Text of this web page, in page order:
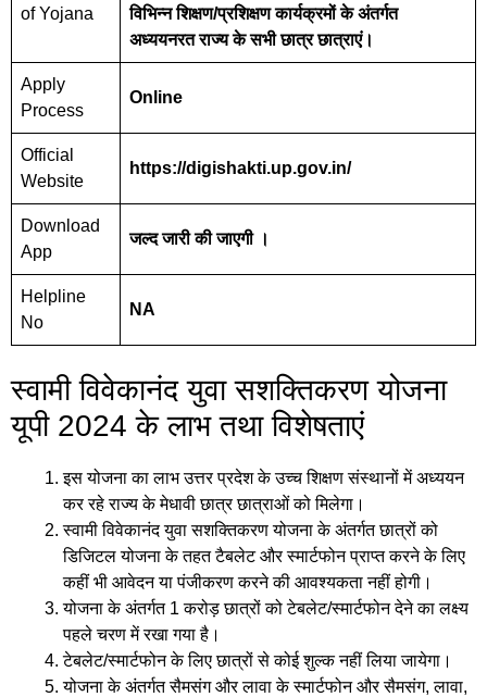
of Yojana
विभिन्न शिक्षण/प्रशिक्षण कार्यक्रमों के अंतर्गत
अध्ययनरत राज्य के सभी छात्र छात्राएं।
Apply
Process
Online
Official
Website
https://digishakti.up.gov.in/
Download
App
जल्द जारी की जाएगी ।
Helpline
No
NA
स्वामी विवेकानंद युवा सशक्तिकरण योजना
यूपी 2024 के लाभ तथा विशेषताएं
इस योजना का लाभ उत्तर प्रदेश के उच्च शिक्षण संस्थानों में अध्ययन
कर रहे राज्य के मेधावी छात्र छात्राओं को मिलेगा।
स्वामी विवेकानंद युवा सशक्तिकरण योजना के अंतर्गत छात्रों को
डिजिटल योजना के तहत टैबलेट और स्मार्टफोन प्राप्त करने के लिए
कहीं भी आवेदन या पंजीकरण करने की आवश्यकता नहीं होगी।
योजना के अंतर्गत 1 करोड़ छात्रों को टेबलेट/स्मार्टफोन देने का लक्ष्य
पहले चरण में रखा गया है।
टेबलेट/स्मार्टफोन के लिए छात्रों से कोई शुल्क नहीं लिया जायेगा।
योजना के अंतर्गत सैमसंग और लावा के स्मार्टफोन और सैमसंग, लावा,